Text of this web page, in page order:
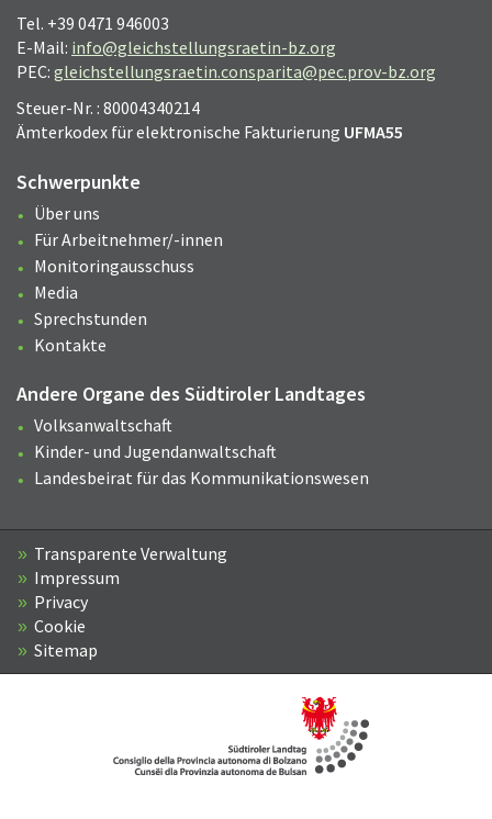
Tel. +39 0471 946003
E-Mail: info@gleichstellungsraetin-bz.org
PEC: gleichstellungsraetin.consparita@pec.prov-bz.org
Steuer-Nr. : 80004340214
Ämterkodex für elektronische Fakturierung UFMA55
Schwerpunkte
Über uns
Für Arbeitnehmer/-innen
Monitoringausschuss
Media
Sprechstunden
Kontakte
Andere Organe des Südtiroler Landtages
Volksanwaltschaft
Kinder- und Jugendanwaltschaft
Landesbeirat für das Kommunikationswesen
Transparente Verwaltung
Impressum
Privacy
Cookie
Sitemap